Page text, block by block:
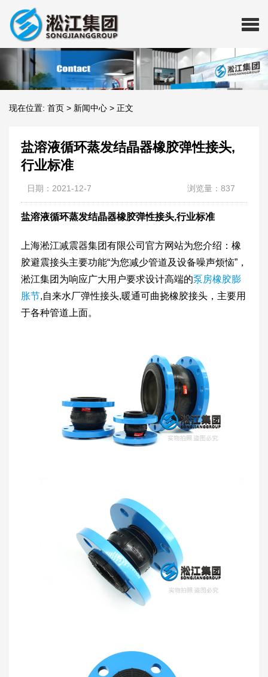
现在位置: 首页 > 新闻中心 > 正文
盐溶液循环蒸发结晶器橡胶弹性接头,
行业标准
日期：2021-12-7 浏览量：837
盐溶液循环蒸发结晶器橡胶弹性接头,行业标准
上海淞江减震器集团有限公司官方网站为您介绍：橡
胶避震接头主要功能“为您减少管道及设备噪声烦恼”，
淞江集团为响应广大用户要求设计高端的泵房橡胶膨
胀节,自来水厂弹性接头,暖通可曲挠橡胶接头，主要用
于各种管道上面。